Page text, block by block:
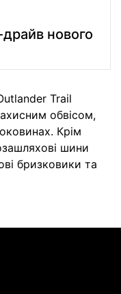
нового
Trail
обвісом,
Крім
шини
бризковики та